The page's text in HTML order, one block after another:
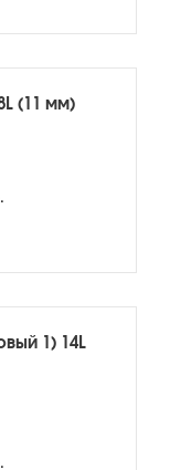
(11 мм)
1) 14L